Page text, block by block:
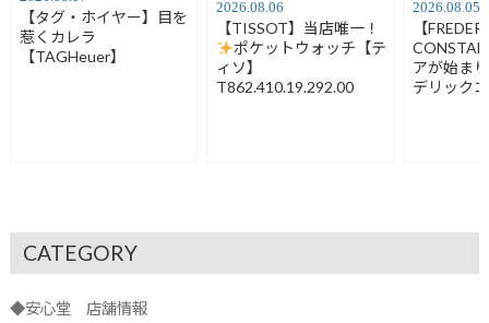
【タグ・ホイヤー】目を
惹くカレラ
【TAGHeuer】
2026.08.06
【TISSOT】当店唯一！
ポケットウォッチ【テ
ィソ】
T862.410.19.292.00
2026.08.05
【
アが始ま
デリック
CATEGORY
◆安心堂 店舗情報